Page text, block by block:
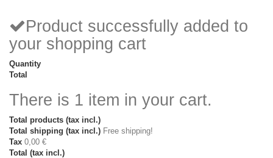
Product successfully added to
your shopping cart
Quantity
Total
There is 1 item in your cart.
Total products (tax incl.)
Total shipping (tax incl.) Free shipping!
Tax 0,00 €
Total (tax incl.)